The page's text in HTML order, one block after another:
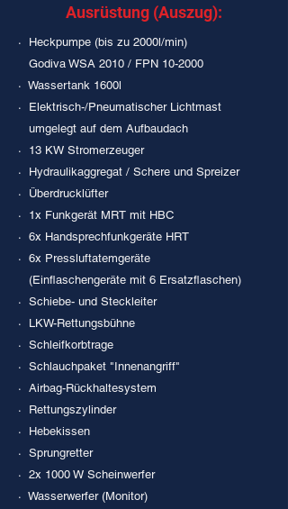
Ausrüstung (Auszug):
· Heckpumpe (bis zu 2000l/min)
Godiva WSA 2010 / FPN 10-2000
· Wassertank 1600l
· Elektrisch-/Pneumatischer Lichtmast
umgelegt auf dem Aufbaudach
· 13 KW Stromerzeuger
· Hydraulikaggregat / Schere und Spreizer
· Überdrucklüfter
· 1x Funkgerät MRT mit HBC
· 6x Handsprechfunkgeräte HRT
· 6x Pressluftatemgeräte
(Einflaschengeräte mit 6 Ersatzflaschen)
· Schiebe- und Steckleiter
· LKW-Rettungsbühne
· Schleifkorbtrage
· Schlauchpaket "Innenangriff"
· Airbag-Rückhaltesystem
· Rettungszylinder
· Hebekissen
· Sprungretter
· 2x 1000 W Scheinwerfer
· Wasserwerfer (Monitor)